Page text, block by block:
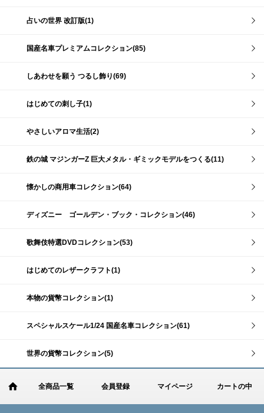
占いの世界 改訂版(1)
国産名車プレミアムコレクション(85)
しあわせを願う つるし飾り(69)
はじめての刺し子(1)
やさしいアロマ生活(2)
鉄の城 マジンガーZ 巨大メタル・ギミックモデルをつくる(11)
懐かしの商用車コレクション(64)
ディズニー ゴールデン・ブック・コレクション(46)
歌舞伎特選DVDコレクション(53)
はじめてのレザークラフト(1)
本物の貨幣コレクション(1)
スペシャルスケール1/24 国産名車コレクション(61)
世界の貨幣コレクション(5)
全商品一覧 会員登録 マイページ カートの中